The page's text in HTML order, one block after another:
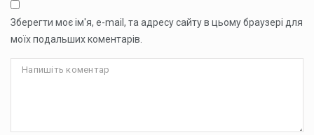
Зберегти моє ім'я, e-mail, та адресу сайту в цьому браузері для
моїх подальших коментарів.